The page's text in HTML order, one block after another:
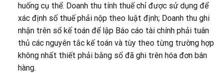
huống cụ thể. Doanh thu tính thuế chỉ được sử dụng để
xác định số thuế phải nộp theo luật định; Doanh thu ghi
nhận trên sổ kế toán để lập Báo cáo tài chính phải tuân
thủ các nguyên tắc kế toán và tùy theo từng trường hợp
không nhất thiết phải bằng số đã ghi trên hóa đơn bán
hàng.